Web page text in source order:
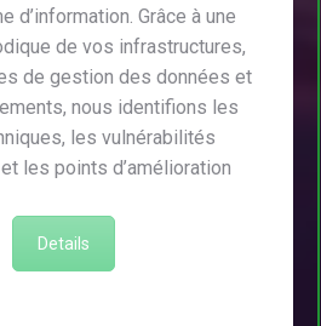
d’information. Grâce à une
de vos infrastructures,
de gestion des données et
nous identifions les
les vulnérabilités
les points d’amélioration
Details